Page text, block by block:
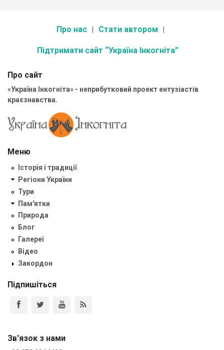
Про нас Стати автором
Підтримати сайт “Україна Інкогніта”
Про сайт
«Україна Інкогніта» - неприбутковий проект ентузіастів
краєзнавства.
Меню
Історія і традиції
Регіони України
Тури
Пам'ятки
Природа
Блог
Галереї
Відео
Закордон
Підпишіться
Зв'язок з нами